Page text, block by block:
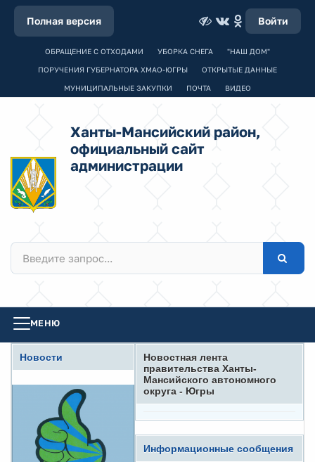
Полная версия Войти
ОБРАЩЕНИЕ С ОТХОДАМИ УБОРКА СНЕГА "НАШ ДОМ"
ПОРУЧЕНИЯ ГУБЕРНАТОРА ХМАО-ЮГРЫ ОТКРЫТЫЕ ДАННЫЕ
МУНИЦИПАЛЬНЫЕ ЗАКУПКИ ПОЧТА ВИДЕО
Ханты-Мансийский район,
официальный сайт
администрации
МЕНЮ
Новости
Новостная лента
правительства Ханты-
Мансийского автономного
округа - Югры
Информационные сообщения